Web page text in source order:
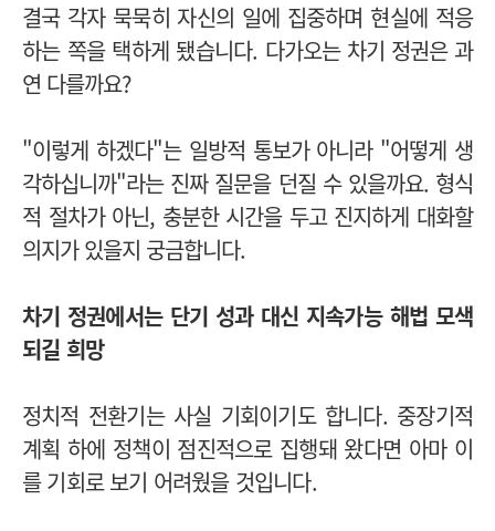
결국 각자 묵묵히 자신의 일에 집중하며 현실에 적응
하는 쪽을 택하게 됐습니다. 다가오는 차기 정권은 과
연 다를까요?
"이렇게 하겠다"는 일방적 통보가 아니라 "어떻게 생
각하십니까"라는 진짜 질문을 던질 수 있을까요. 형식
적 절차가 아닌, 충분한 시간을 두고 진지하게 대화할
의지가 있을지 궁금합니다.
차기 정권에서는 단기 성과 대신 지속가능 해법 모색
되길 희망
정치적 전환기는 사실 기회이기도 합니다. 중장기적
계획 하에 정책이 점진적으로 집행돼 왔다면 아마 이
를 기회로 보기 어려웠을 것입니다.